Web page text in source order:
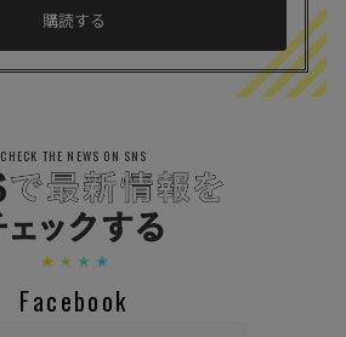
CHECK THE NEWS ON SNS
Facebook